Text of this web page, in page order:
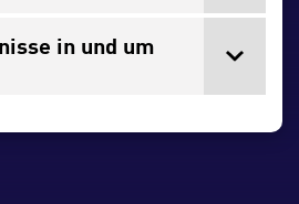
in und um